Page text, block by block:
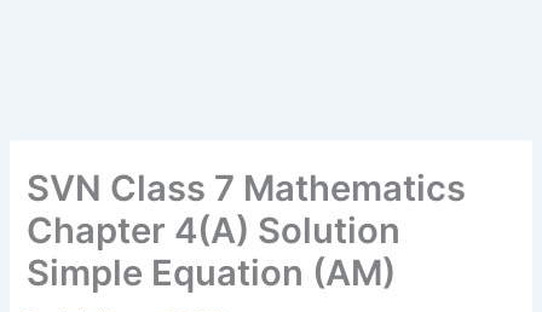
SVN Class 7 Mathematics
Chapter 4(A) Solution
Simple Equation (AM)